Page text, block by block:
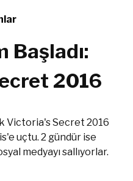
Başladı:
2016
Victoria's Secret 2016
uçtu. 2 gündür ise
medyayı sallıyorlar.